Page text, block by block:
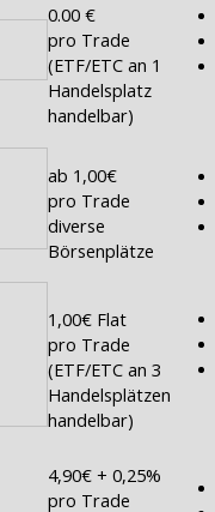
0.00 €
pro Trade
(ETF/ETC an 1
Handelsplatz
handelbar)
ab 1,00€
pro Trade
diverse
Börsenplätze
1,00€ Flat
pro Trade
(ETF/ETC an 3
Handelsplätzen
handelbar)
4,90€ + 0,25%
pro Trade